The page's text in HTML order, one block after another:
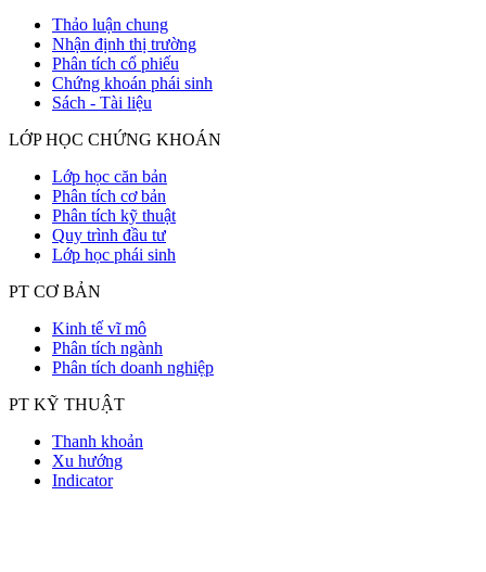
Thảo luận chung
Nhận định thị trường
Phân tích cổ phiếu
Chứng khoán phái sinh
Sách - Tài liệu
LỚP HỌC CHỨNG KHOÁN
Lớp học căn bản
Phân tích cơ bản
Phân tích kỹ thuật
Quy trình đầu tư
Lớp học phái sinh
PT CƠ BẢN
Kinh tế vĩ mô
Phân tích ngành
Phân tích doanh nghiệp
PT KỸ THUẬT
Thanh khoản
Xu hướng
Indicator